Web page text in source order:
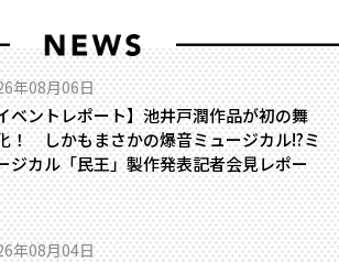
年08月06日
ベントレポート】池井戸潤作品が初の舞
！ しかもまさかの爆音ミュージカル!?――ミ
ジカル「民王」製作発表記者会見レポー
年08月04日